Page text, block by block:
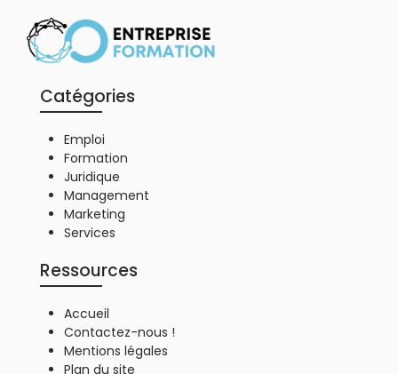
Catégories
Emploi
Formation
Juridique
Management
Marketing
Services
Ressources
Accueil
Contactez-nous !
Mentions légales
Plan du site